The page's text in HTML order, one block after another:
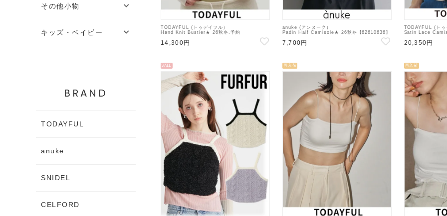
TODAYFUL (トゥデイフル）
Hand Knit Bustier★ 26秋冬.予約
【12620532】キャミソール・ベアトップ・ビス
チェ 入荷予定 : 10月上旬～
14,300円
anuke (アンヌーク）
Padin Half Camisole★ 26秋冬【62610636】
7,700円
TODAYFUL (トゥ
Satin Lace
2【12610431】
スチェ
20,350円
SALE 再入荷 再入荷
その他小物
キッズ・ベイビー
BRAND
TODAYFUL
anuke
SNIDEL
CELFORD